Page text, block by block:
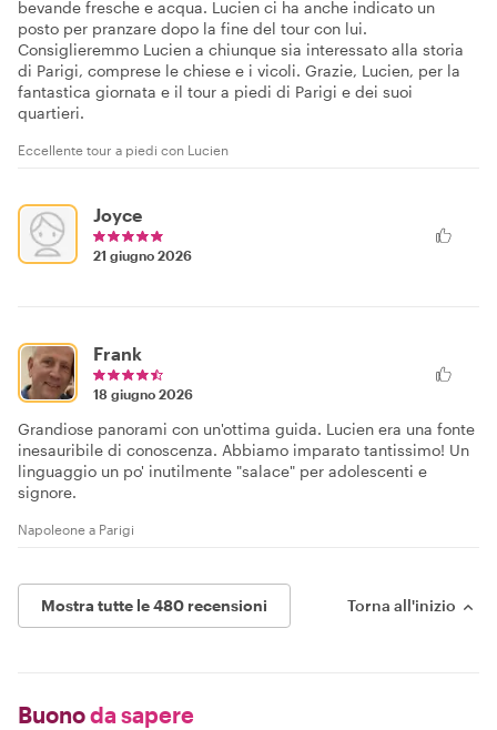
bevande fresche e acqua. Lucien ci ha anche indicato un
posto per pranzare dopo la fine del tour con lui.
Consiglieremmo Lucien a chiunque sia interessato alla storia
di Parigi, comprese le chiese e i vicoli. Grazie, Lucien, per la
fantastica giornata e il tour a piedi di Parigi e dei suoi
quartieri.
Eccellente tour a piedi con Lucien
Joyce
21 giugno 2026
Frank
18 giugno 2026
Grandiose panorami con un'ottima guida. Lucien era una fonte
inesauribile di conoscenza. Abbiamo imparato tantissimo! Un
linguaggio un po' inutilmente "salace" per adolescenti e
signore.
Napoleone a Parigi
Mostra tutte le 480 recensioni Torna all'inizio
Buonoda sapere